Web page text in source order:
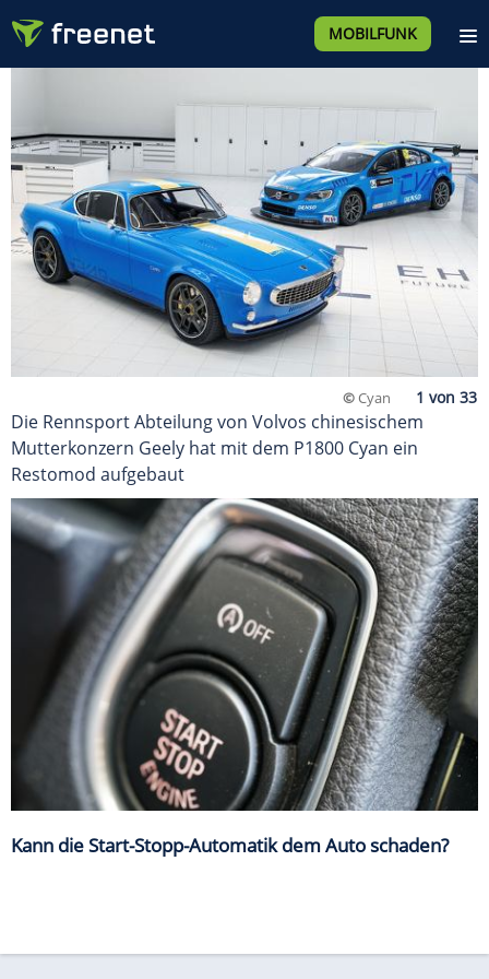
MOBILFUNK
©Cyan
Die Rennsport Abteilung von Volvos chinesischem
Mutterkonzern Geely hat mit dem P1800 Cyan ein
Restomod aufgebaut
Kann die Start-Stopp-Automatik dem Auto schaden?